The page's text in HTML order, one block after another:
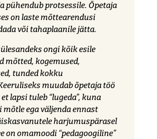
pühendub protsessile. Õpetaja
on laste mõttearendusi
või tahaplaanile jätta.
ongi kõik esile
mõtted, kogemused,
tunded kokku
muudab õpetaja töö
lapsi tuleb “lugeda”, kuna
mõtle ega väljenda ennast
harjumuspärasel
on omamoodi “pedagoogiline”